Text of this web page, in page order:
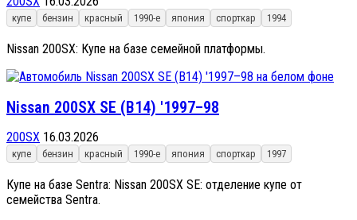
купе бензин красный 1990-е япония спорткар 1994
Nissan 200SX: Купе на базе семейной платформы.
Nissan 200SX SE (B14) '1997–98
200SX 16.03.2026
купе бензин красный 1990-е япония спорткар 1997
Купе на базе Sentra: Nissan 200SX SE: отделение купе от
семейства Sentra.